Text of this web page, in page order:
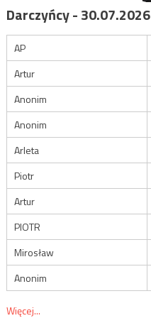
Darczyńcy - 30.07.2026
AP
Artur
Anonim
Anonim
Arleta
Piotr
Artur
PIOTR
Mirosław
Anonim
Więcej...